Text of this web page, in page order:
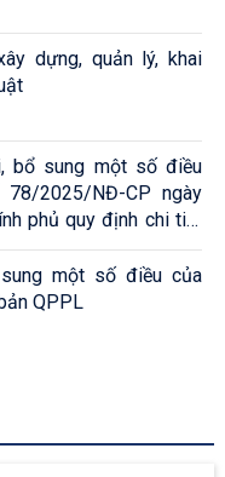
dựng, quản lý, khai
bổ sung một số điều
2025/NĐ-CP ngày
phủ quy định chi tiết
pháp để tổ chức và thi
bản QPPL...
một số điều của
QPPL